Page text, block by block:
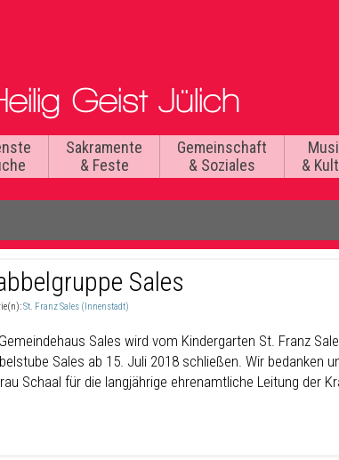
Sakramente
& Feste
Gemeinschaft
& Soziales
&
Sales
St. Franz Sales (Innenstadt)
Sales wird vom Kindergarten St. Franz
Sales ab 15. Juli 2018 schließen. Wir bedanken
Schaal für die langjährige ehrenamtliche Leitung der